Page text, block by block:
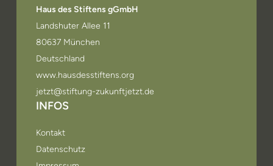
Haus des Stiftens gGmbH
Landshuter Allee 11
80637 München
Deutschland
www.hausdesstiftens.org
jetzt@stiftung-zukunftjetzt.de
INFOS
Kontakt
Datenschutz